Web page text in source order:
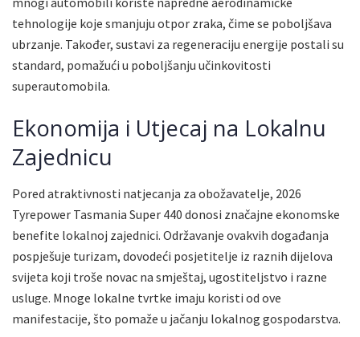
tehnologije koje smanjuju otpor zraka, čime se poboljšava
ubrzanje. Također, sustavi za regeneraciju energije postali su
standard, pomažući u poboljšanju učinkovitosti
superautomobila.
Ekonomija i Utjecaj na Lokalnu
Zajednicu
Pored atraktivnosti natjecanja za obožavatelje, 2026
Tyrepower Tasmania Super 440 donosi značajne ekonomske
benefite lokalnoj zajednici. Održavanje ovakvih događanja
pospješuje turizam, dovodeći posjetitelje iz raznih dijelova
svijeta koji troše novac na smještaj, ugostiteljstvo i razne
usluge. Mnoge lokalne tvrtke imaju koristi od ove
manifestacije, što pomaže u jačanju lokalnog gospodarstva.